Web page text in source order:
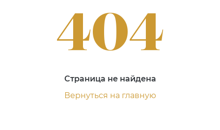
404
Страница не найдена
Вернуться на главную